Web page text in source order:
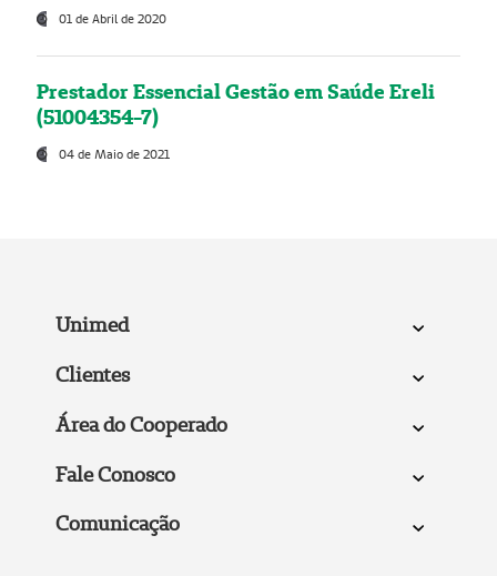
01 de Abril de 2020
Prestador Essencial Gestão em Saúde Ereli
(51004354-7)
04 de Maio de 2021
Unimed
Clientes
Área do Cooperado
Fale Conosco
Comunicação